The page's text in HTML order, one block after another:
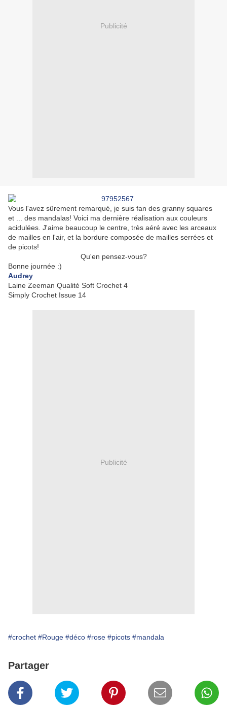
Publicité
Vous l'avez sûrement remarqué, je suis fan des granny squares
et ... des mandalas! Voici ma dernière réalisation aux couleurs
acidulées. J'aime beaucoup le centre, très aéré avec les arceaux
de mailles en l'air, et la bordure composée de mailles serrées et
de picots!
Qu'en pensez-vous?
Bonne journée :)
Audrey
Laine Zeeman Qualité Soft Crochet 4
Simply Crochet Issue 14
Publicité
#crochet #Rouge #déco #rose #picots #mandala
Partager